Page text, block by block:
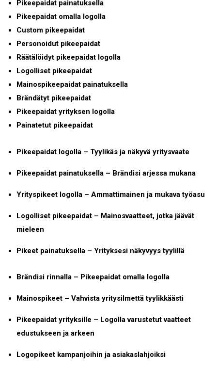
Pikeepaidat painatuksella
Pikeepaidat omalla logolla
Custom pikeepaidat
Personoidut pikeepaidat
Räätälöidyt pikeepaidat logolla
Logolliset pikeepaidat
Mainospikeepaidat painatuksella
Brändätyt pikeepaidat
Pikeepaidat yrityksen logolla
Painatetut pikeepaidat
Pikeepaidat logolla – Tyylikäs ja näkyvä yritysvaate
Pikeepaidat painatuksella – Brändisi arjessa mukana
Yrityspikeet logolla – Ammattimainen ja mukava työasu
Logolliset pikeepaidat – Mainosvaatteet, jotka jäävät
mieleen
Pikeet painatuksella – Yrityksesi näkyvyys tyylillä
Brändisi rinnalla – Pikeepaidat omalla logolla
Mainospikeet – Vahvista yritysilmettä tyylikkäästi
Pikeepaidat yrityksille – Logolla varustetut vaatteet
edustukseen ja arkeen
Logopikeet kampanjoihin ja asiakaslahjoiksi